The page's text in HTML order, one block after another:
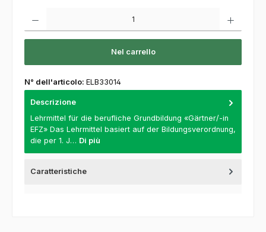
Nel carrello
N° dell'articolo: ELB33014
Descrizione
Lehrmittel für die berufliche Grundbildung «Gärtner/-in
EFZ» Das Lehrmittel basiert auf der Bildungsverordnung,
die per 1. J… Di più
Caratteristiche